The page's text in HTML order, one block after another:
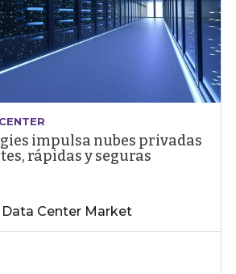
impulsa nubes privadas
rápidas y seguras
Data Center Market